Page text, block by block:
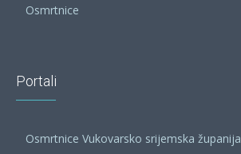
Osmrtnice
Portali
Osmrtnice Vukovarsko srijemska županija